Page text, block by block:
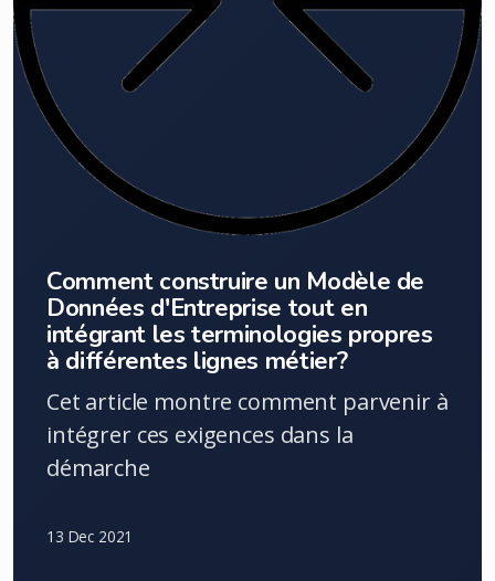
Comment construire un Modèle de
Données d'Entreprise tout en
intégrant les terminologies propres
à différentes lignes métier?
Cet article montre comment parvenir à
intégrer ces exigences dans la
démarche
13 Dec 2021